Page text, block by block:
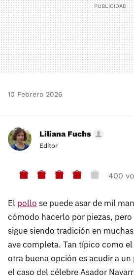
10 Febrero 2026
Liliana Fuchs
Editor
400
El pollo se puede asar de mil
cómodo hacerlo por piezas,
sigue siendo tradición en
ave completa. Tan típico como
otra buena opción es acudir a
el caso del célebre Asador